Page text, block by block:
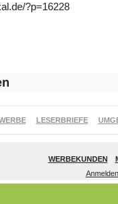
?p=16228
LESERBRIEFE
WERBEKUNDEN
Anmelden